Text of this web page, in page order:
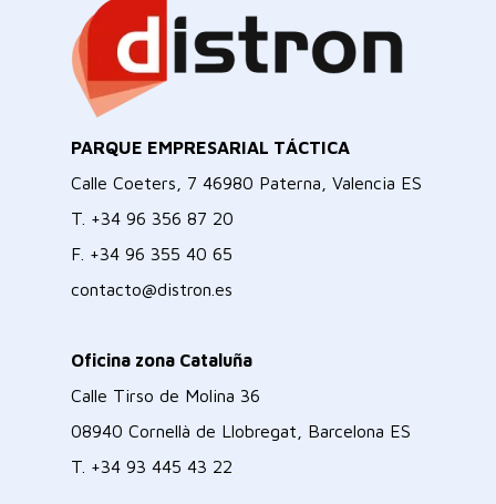
PARQUE EMPRESARIAL TÁCTICA
Calle Coeters, 7 46980 Paterna, Valencia ES
T. +34 96 356 87 20
F. +34 96 355 40 65
contacto@distron.es
Oficina zona Cataluña
Calle Tirso de Molina 36
08940 Cornellà de Llobregat, Barcelona ES
T. +34 93 445 43 22